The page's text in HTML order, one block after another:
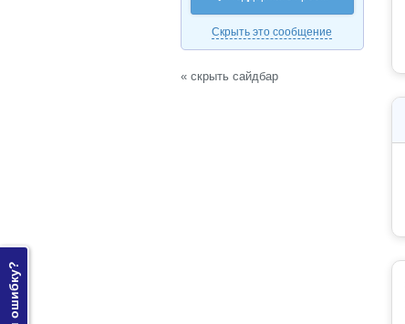
Скрыть это сообщение
« скрыть сайдбар